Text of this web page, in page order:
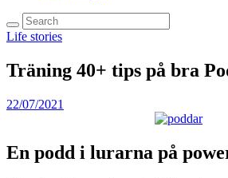
Life stories
Träning 40+ tips på bra
22/07/2021
En podd i lurarna på